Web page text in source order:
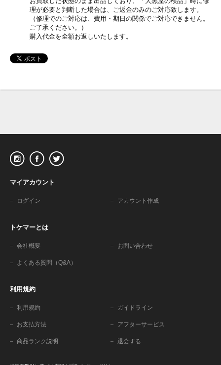
理が必要と判断した場合は、ご返金のみのご対応致します。
（修理でのご対応は、費用・期日の関係でご対応できません。
ご了承ください。）
購入代金を全額お返しいたします。
マイアカウント
ログイン アカウント作成
トケマーとは
会社概要 お問い合わせ
よくある質問（Q&A）
利用規約
利用規約 ガイドライン
お支払方法 アフターサービス
商品ランク説明 退会する